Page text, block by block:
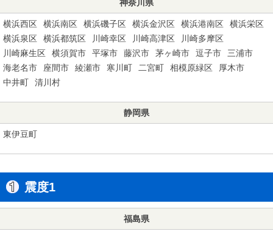
神奈川県
横浜西区 横浜南区 横浜磯子区 横浜金沢区 横浜港南区
横浜栄区
横浜泉区
横浜都筑区 川崎幸区 川崎高津区
川崎多摩区
川崎麻生区
横須賀市 平塚市 藤沢市 茅ヶ崎市 逗子市
三浦市
海老名市
座間市 綾瀬市 寒川町 二宮町 相模原緑区
厚木市
中井町
清川村
静岡県
東伊豆町
震度1
福島県